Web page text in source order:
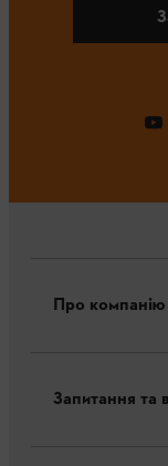
Про
Запитання та